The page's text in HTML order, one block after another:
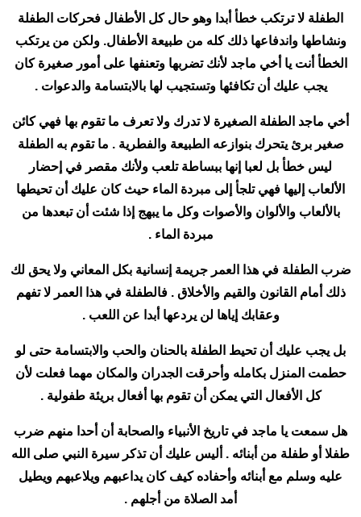
الطفلة لا ترتكب خطأ أبدا وهو حال كل الأطفال فحركات الطفلة
ونشاطها واندفاعها ذلك كله من طبيعة الأطفال. ولكن من يرتكب
الخطأ أنت يا أخي ماجد لأنك تضربها وتعنفها على أمور صغيرة كان
يجب عليك أن تكافئها وتستجيب لها بالابتسامة والدعوات .
أخي ماجد الطفلة الصغيرة لا تدرك ولا تعرف ما تقوم بها فهي كائن
صغير برئ يتحرك بنوازعه الطبيعة والفطرية . ما تقوم به الطفلة
ليس خطأ بل لعبا إنها ببساطة تلعب ولأنك مقصر في إحضار
الألعاب إليها فهي تلجأ إلى مبردة الماء حيث كان عليك أن تحيطها
بالألعاب والألوان والأصوات وكل ما يبهج إذا شئت أن تبعدها من
مبردة الماء .
ضرب الطفلة في هذا العمر جريمة إنسانية بكل المعاني ولا يحق لك
ذلك أمام القانون والقيم والأخلاق . فالطفلة في هذا العمر لا تفهم
وعقابك إياها لن يردعها أبدا عن اللعب .
بل يجب عليك أن تحيط الطفلة بالحنان والحب والابتسامة حتى لو
حطمت المنزل بكامله وأحرقت الجدران والمكان مهما فعلت لأن
كل الأفعال التي يمكن أن تقوم بها أفعال بريئة طفولية .
هل سمعت يا ماجد في تاريخ الأنبياء والصحابة أن أحدا منهم ضرب
طفلا أو طفلة من أبنائه . أليس عليك أن تذكر سيرة النبي صلى الله
عليه وسلم مع أبنائه وأحفاده كيف كان يداعبهم ويلاعبهم ويطيل
أمد الصلاة من أجلهم .